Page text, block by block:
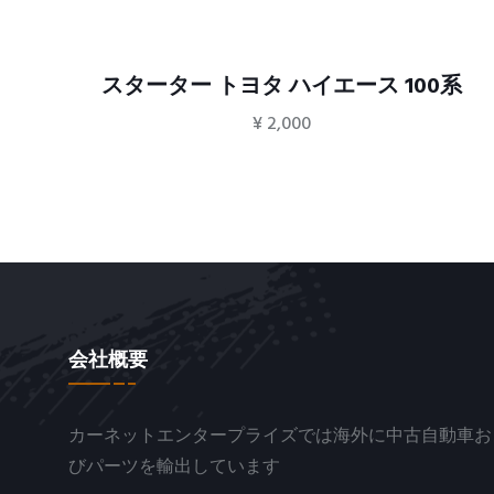
ース 100系 フェンダー左 トヨタ カロ
会社概要
カーネットエンタープライズでは海外に中古自動車お
びパーツを輸出しています